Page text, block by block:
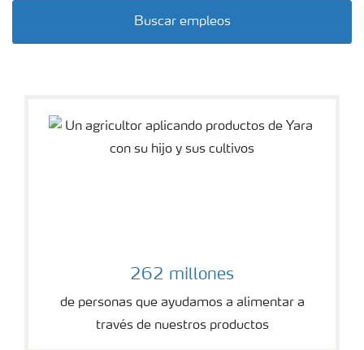
Buscar empleos
wheat field
262 millones
de personas que ayudamos a alimentar a
través de nuestros productos